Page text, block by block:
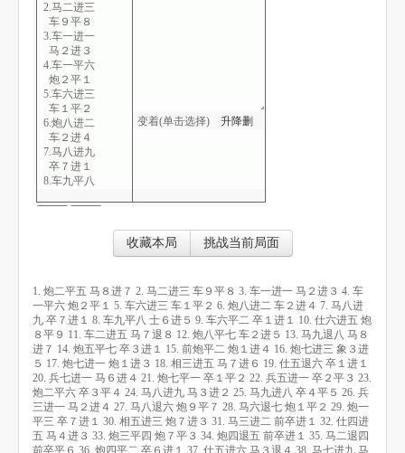
2.马二进三
车９平８
3.车一进一
马２进３
4.车一平六
炮２平１
5.车六进三
车１平２
6.炮八进二
车２进４
7.马八进九
卒７进１
8.车九平八
9.车六平二
12.炮八平七
车２进５
13.马九退八
马８进７
14.炮五平七
卒３进１
15.前炮平二
炮１进４
16.炮七进三
象３进５
17.炮七进一
变着(单击选择) 升降删
收藏本局 挑战当前局面
1. 炮二平五 马８进７ 2. 马二进三 车９平８ 3. 车一进一 马２进３ 4. 车
一平六 炮２平１ 5. 车六进三 车１平２ 6. 炮八进二 车２进４ 7. 马八进
九 卒７进１ 8. 车九平八 士６进５ 9. 车六平二 卒１进１ 10. 仕六进五 炮
８平９ 11. 车二进五 马７退８ 12. 炮八平七 车２进５ 13. 马九退八 马８
进７ 14. 炮五平七 卒３进１ 15. 前炮平二 炮１进４ 16. 炮七进三 象３进
５ 17. 炮七进一 炮１进３ 18. 相三进五 马７进６ 19. 仕五退六 卒１进１
20. 兵七进一 马６进４ 21. 炮七平一 卒１平２ 22. 兵五进一 卒２平３ 23.
炮二平六 卒３平４ 24. 马八进九 马３进２ 25. 马九进八 卒４平５ 26. 兵
三进一 马２进４ 27. 马八退六 炮９平７ 28. 马六退七 炮１平２ 29. 炮一
平三 卒７进１ 30. 相五进三 炮７进３ 31. 马三进二 前卒进１ 32. 仕四进
五 马４进３ 33. 炮三平四 炮７平３ 34. 炮四退五 前卒进１ 35. 马二退四
前卒平６ 36. 炮四平二 卒６进１ 37. 仕五进六 马３退４ 38. 马七进九 马